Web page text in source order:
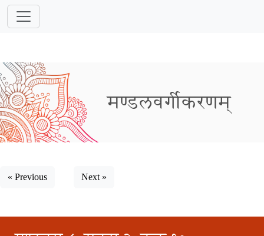
मण्डलवर्गीकरणम्
« Previous Next »